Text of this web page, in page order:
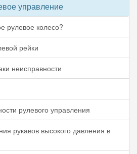
управление
рулевое колесо?
рейки
неисправности
рулевого управления
рукавов высокого давления в